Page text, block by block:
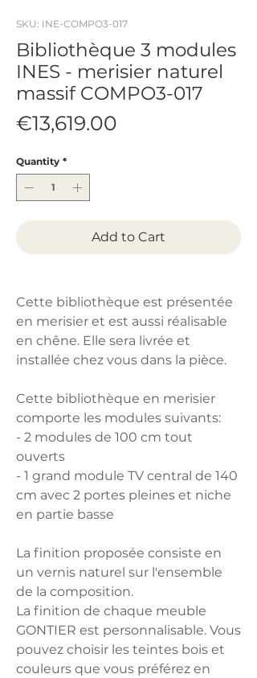
SKU: INE-COMPO3-017
Bibliothèque 3 modules
INES - merisier naturel
massif COMPO3-017
€13,619.00
Quantity *
Add to Cart
Cette bibliothèque est présentée
en merisier et est aussi réalisable
en chêne. Elle sera livrée et
installée chez vous dans la pièce.
Cette bibliothèque en merisier
comporte les modules suivants:
- 2 modules de 100 cm tout
ouverts
- 1 grand module TV central de 140
cm avec 2 portes pleines et niche
en partie basse
La finition proposée consiste en
un vernis naturel sur l'ensemble
de la composition.
La finition de chaque meuble
GONTIER est personnalisable. Vous
pouvez choisir les teintes bois et
couleurs que vous préférez en